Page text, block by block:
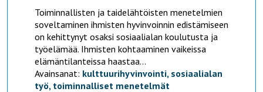
Toiminnallisten ja taidelähtöisten menetelmien
soveltaminen ihmisten hyvinvoinnin edistämiseen
on kehittynyt osaksi sosiaalialan koulutusta ja
työelämää. Ihmisten kohtaaminen vaikeissa
elämäntilanteissa haastaa...
Avainsanat: kulttuurihyvinvointi, sosiaalialan
työ, toiminnalliset menetelmät